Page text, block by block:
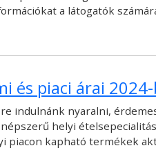
a látogatók
és piaci árai
indulnánk nyaralni,
helyi
piacon kapható termékek